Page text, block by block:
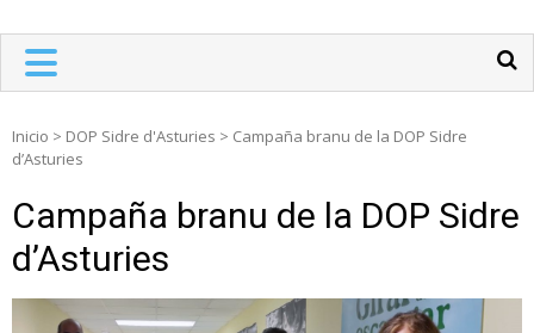
Inicio > DOP Sidre d'Asturies > Campaña branu de la DOP Sidre
d’Asturies
Campaña branu de la DOP Sidre
d’Asturies